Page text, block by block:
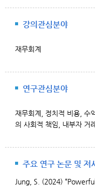
강의관심분야
재무회계
연구관심분야
재무회계, 정치적 비용, 수
의 사회적 책임, 내부자 거
주요 연구 논문 및 저
Jung, S. (2024)